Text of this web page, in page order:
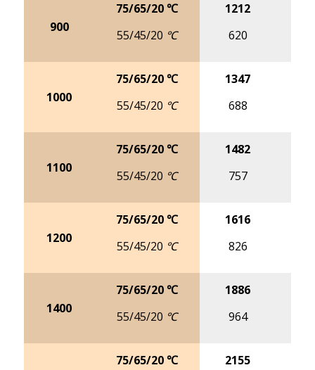
900
75/65/20 ℃
55/45/20 ℃
1212
620
1000
75/65/20 ℃
55/45/20 ℃
1347
688
1100
75/65/20 ℃
55/45/20 ℃
1482
757
1200
75/65/20 ℃
55/45/20 ℃
1616
826
1400
75/65/20 ℃
55/45/20 ℃
1886
964
75/65/20 ℃
2155